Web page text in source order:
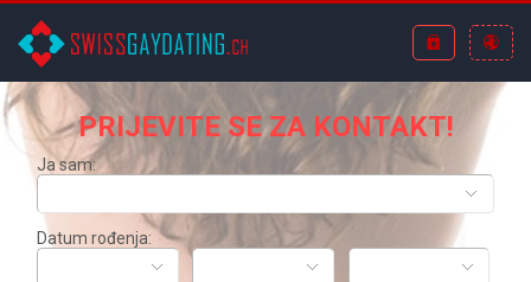
PRIJEVITE SEZA KONTAKT!
Ja sam:
Datum rođenja: